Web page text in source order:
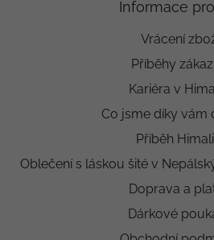
Informace
Vrácení
Příběhy
Kariéra v
Co jsme díky vám
Příběh
Oblečení s láskou šité v
Doprava a
Dárkové